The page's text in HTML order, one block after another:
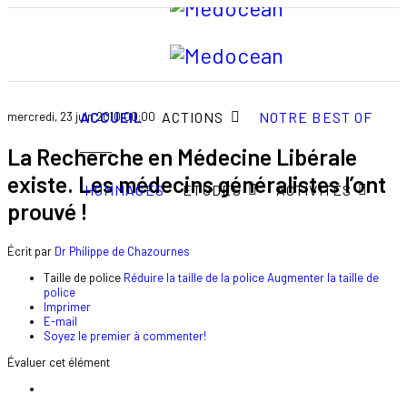
ACCUEIL ACTIONS NOTRE BEST OF
HOMMAGES ETUDES ACTIVITÉS
mercredi, 23 juin 2010 00:00
La Recherche en Médecine Libérale
existe. Les médecins généralistes l’ont
prouvé !
Écrit par Dr Philippe de Chazournes
Taille de police Réduire la taille de la policeAugmenter la taille de
police
Imprimer
E-mail
Soyez le premier à commenter!
Évaluer cet élément